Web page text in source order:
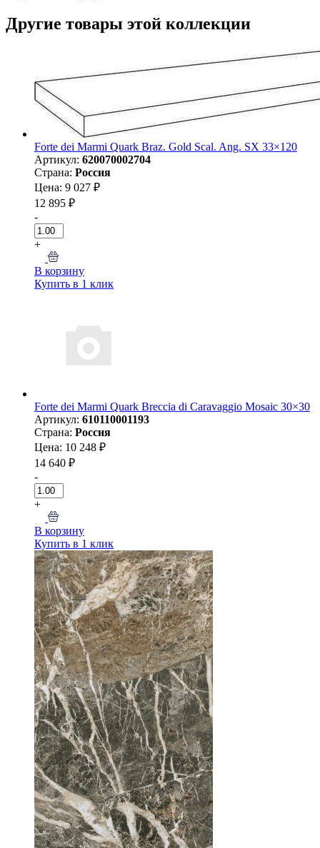
Другие товары этой коллекции
Forte dei Marmi Quark Braz. Gold Scal. Ang. SX 33×120
Артикул: 620070002704
Страна: Россия
Цена: 9 027 ₽
12 895 ₽
-
+
В корзину
Купить в 1 клик
Forte dei Marmi Quark Breccia di Caravaggio Mosaic 30×30
Артикул: 610110001193
Страна: Россия
Цена: 10 248 ₽
14 640 ₽
-
+
В корзину
Купить в 1 клик